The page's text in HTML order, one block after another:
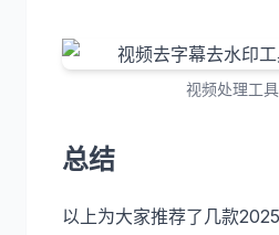
视频处理工
总结
以上为大家推荐了几款